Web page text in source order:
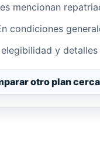
mencionan
condiciones
y detalles
otro plan